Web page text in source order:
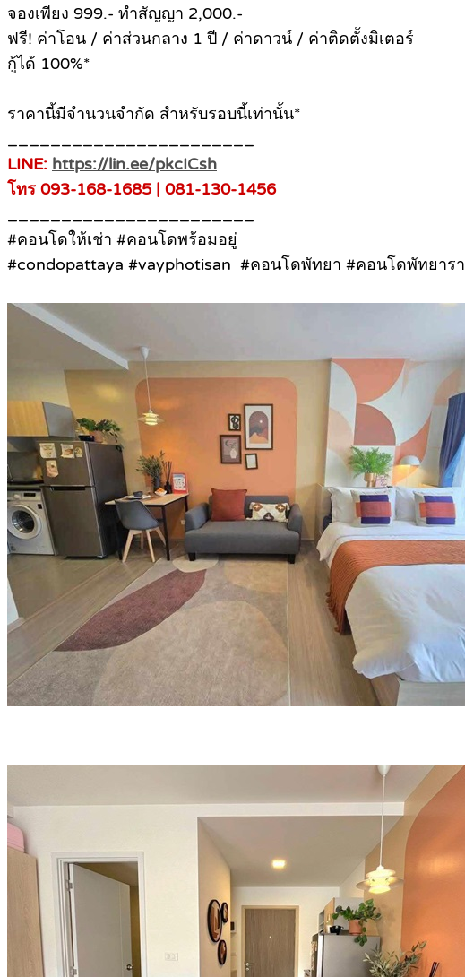
จองเพียง 999.- ทำสัญญา 2,000.-
ฟรี! ค่าโอน / ค่าส่วนกลาง 1 ปี / ค่าดาวน์ / ค่าติดตั้งมิเตอร์
กู้ได้ 100%*
ราคานี้มีจำนวนจำกัด สำหรับรอบนี้เท่านั้น*
LINE: https://lin.ee/pkcICsh
โทร 093-168-1685 | 081-130-1456
#คอนโดให้เช่า #คอนโดพร้อมอยู่
#condopattaya #vayphotisan #คอนโดพัทยา #คอนโดพัทยาร